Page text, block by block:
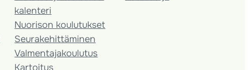
kalenteri
Nuorison koulutukset
Seura­kehittäminen
Valmentaja­koulutus
Kartoitus